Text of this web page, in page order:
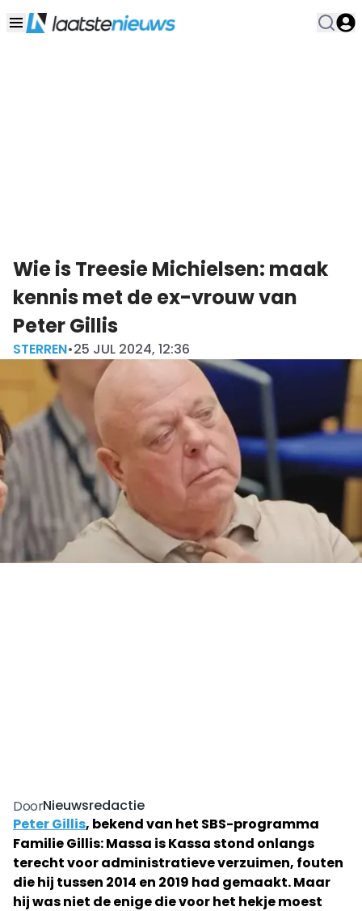
Wie is Treesie Michielsen: maak
kennis met de ex-vrouw van
Peter Gillis
STERREN•25 JUL 2024, 12:36
DoorNieuwsredactie
Peter Gillis, bekend van het SBS-programma
Familie Gillis: Massa is Kassa stond onlangs
terecht voor administratieve verzuimen, fouten
die hij tussen 2014 en 2019 had gemaakt. Maar
hij was niet de enige die voor het hekje moest